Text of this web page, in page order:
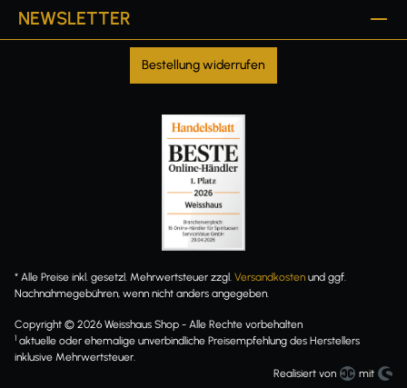
NEWSLETTER
Bestellung widerrufen
* Alle Preise inkl. gesetzl. Mehrwertsteuer zzgl. Versandkosten und ggf.
Nachnahmegebühren, wenn nicht anders angegeben.
Copyright © 2026 Weisshaus Shop - Alle Rechte vorbehalten
1 aktuelle oder ehemalige unverbindliche Preisempfehlung des Herstellers
inklusive Mehrwertsteuer.
Realisiert von
mit